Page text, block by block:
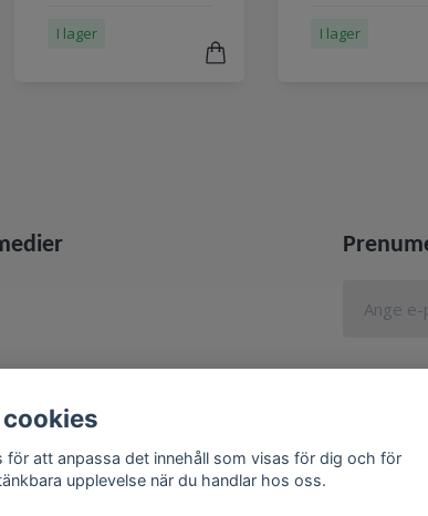
I lager I lager
för att anpassa det innehåll som visas för dig och för
upplevelse när du handlar hos oss.